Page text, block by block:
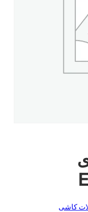
کاشی